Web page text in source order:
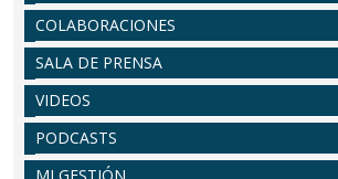
COLABORACIONES
SALA DE PRENSA
VIDEOS
PODCASTS